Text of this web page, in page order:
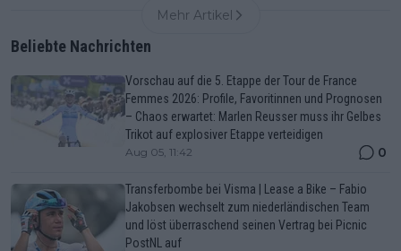
Mehr Artikel
Beliebte Nachrichten
Vorschau auf die 5. Etappe der Tour de France
Femmes 2026: Profile, Favoritinnen und Prognosen
– Chaos erwartet: Marlen Reusser muss ihr Gelbes
Trikot auf explosiver Etappe verteidigen
Aug 05, 11:42 0
Transferbombe bei Visma | Lease a Bike – Fabio
Jakobsen wechselt zum niederländischen Team
und löst überraschend seinen Vertrag bei Picnic
PostNL auf